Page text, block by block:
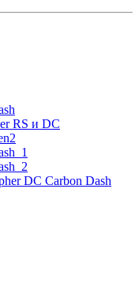
DC Carbon Dash